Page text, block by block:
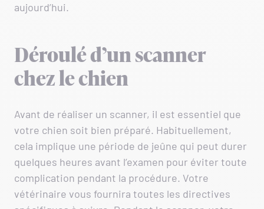
aujourd’hui.
Déroulé d’un scanner
chez le chien
Avant de réaliser un scanner, il est essentiel que
votre chien soit bien préparé. Habituellement,
cela implique une période de jeûne qui peut durer
quelques heures avant l’examen pour éviter toute
complication pendant la procédure. Votre
vétérinaire vous fournira toutes les directives